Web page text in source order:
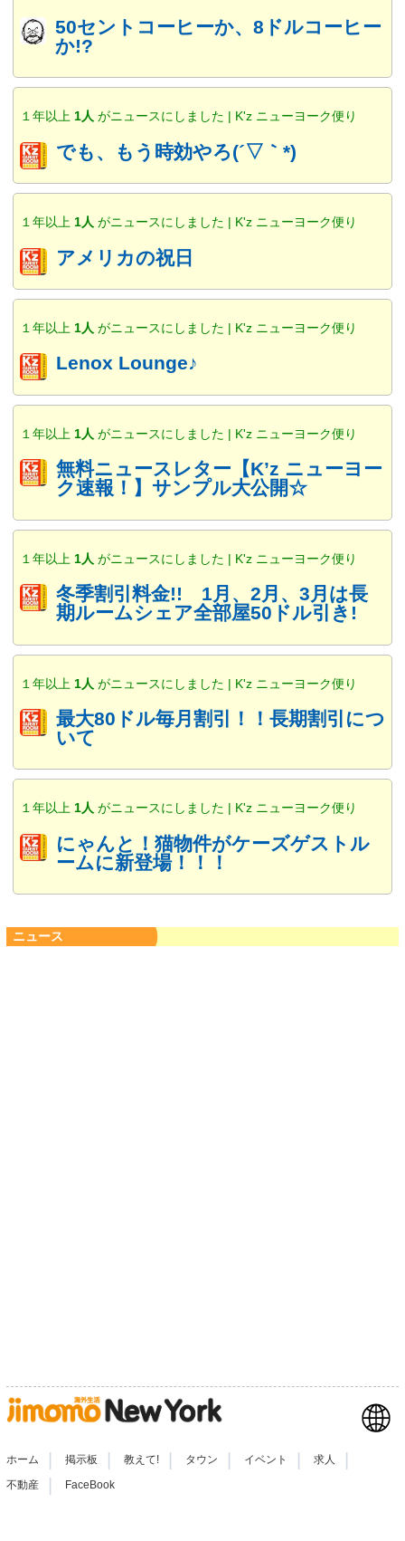
50セントコーヒーか、8ドルコーヒー
か!?
１年以上 1人 がニュースにしました | K'z ニューヨーク便り
でも、もう時効やろ(´▽｀*)
１年以上 1人 がニュースにしました | K'z ニューヨーク便り
アメリカの祝日
１年以上 1人 がニュースにしました | K'z ニューヨーク便り
Lenox Lounge♪
１年以上 1人 がニュースにしました | K'z ニューヨーク便り
無料ニュースレター【K’z ニューヨー
ク速報！】サンプル大公開☆
１年以上 1人 がニュースにしました | K'z ニューヨーク便り
冬季割引料金!! 1月、2月、3月は長
期ルームシェア全部屋50ドル引き!
１年以上 1人 がニュースにしました | K'z ニューヨーク便り
最大80ドル毎月割引！！長期割引につ
いて
１年以上 1人 がニュースにしました | K'z ニューヨーク便り
にゃんと！猫物件がケーズゲストル
ームに新登場！！！
ニュース
ホーム 掲示板 教えて! タウン イベント 求人
不動産 | FaceBook